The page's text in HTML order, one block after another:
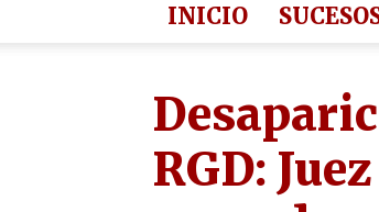
INICIO
RGD: